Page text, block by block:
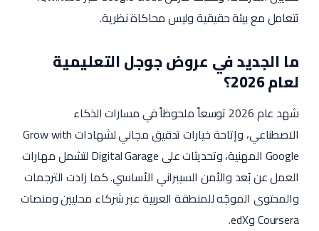
تتعامل مع بيئة حقيقية وليس محاكاة نظرية.
ما الجديد في عروض جوجل التعليمية
لعام 2026؟
شهد عام 2026 توسعاً ملحوظاً في مسارات الذكاء
الاصطناعي، وإتاحة خيارات تدقيق مجاني لشهادات Grow with
Google المهنية، وتحديثات على Digital Garage لتشمل مهارات
العمل عن بُعد والأمن السيبراني الأساسي. كما زادت الترجمات
والمحتوى الموجّه للمنطقة العربية عبر شركاء محليين ومنصات
Coursera وedX.